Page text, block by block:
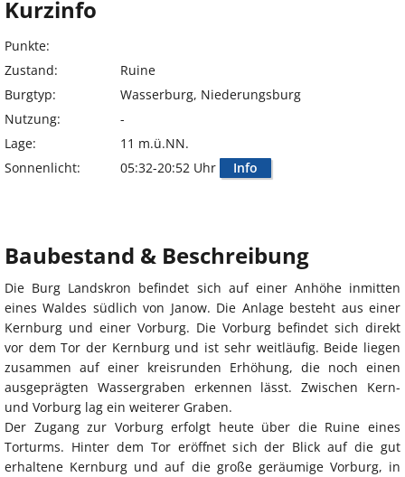
Kurzinfo
Punkte:
Zustand:
Ruine
Burgtyp:
Wasserburg, Niederungsburg
Nutzung:
-
Lage:
11 m.ü.NN.
Sonnenlicht:
05:32-20:52 Uhr Info
Baubestand & Beschreibung
Die Burg Landskron befindet sich auf einer Anhöhe inmitten
eines Waldes südlich von Janow. Die Anlage besteht aus einer
Kernburg und einer Vorburg. Die Vorburg befindet sich direkt
vor dem Tor der Kernburg und ist sehr weitläufig. Beide liegen
zusammen auf einer kreisrunden Erhöhung, die noch einen
ausgeprägten Wassergraben erkennen lässt. Zwischen Kern-
und Vorburg lag ein weiterer Graben.
Der Zugang zur Vorburg erfolgt heute über die Ruine eines
Torturms. Hinter dem Tor eröffnet sich der Blick auf die gut
erhaltene Kernburg und auf die große geräumige Vorburg, in